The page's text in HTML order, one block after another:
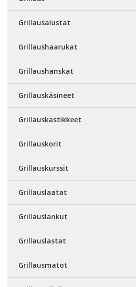
Grillausalustat
Grillaushaarukat
Grillaushanskat
Grillauskäsineet
Grillauskastikkeet
Grillauskorit
Grillauskurssit
Grillauslaatat
Grillauslankut
Grillauslastat
Grillausmatot